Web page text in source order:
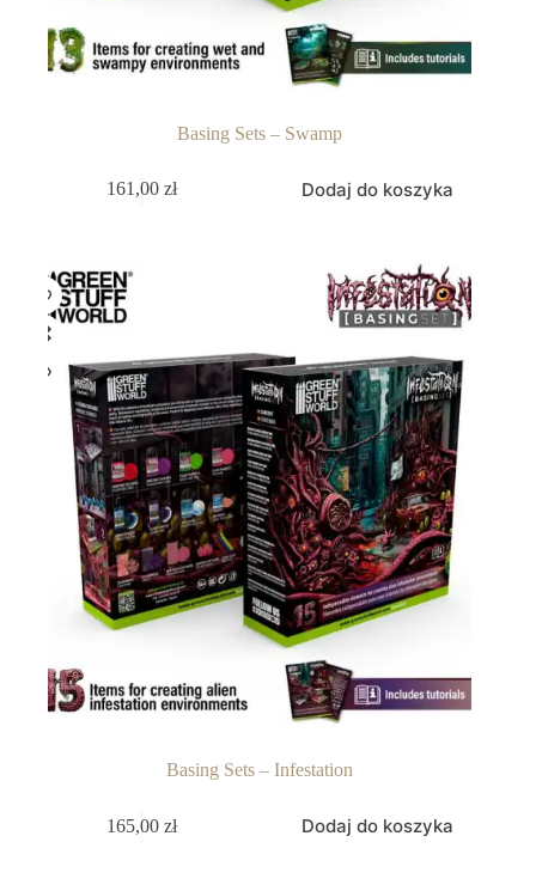
Basing Sets – Swamp
161,00zł Dodaj do koszyka
Basing Sets – Infestation
165,00zł Dodaj do koszyka